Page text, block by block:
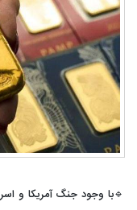
🔹با وجود جنگ آمریکا و